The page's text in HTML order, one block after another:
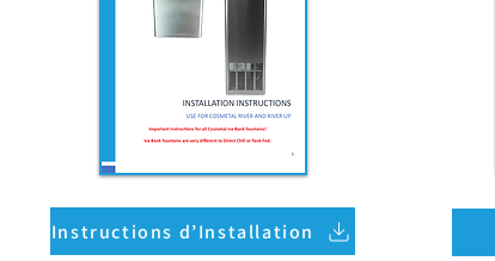
Instructions d’Installation